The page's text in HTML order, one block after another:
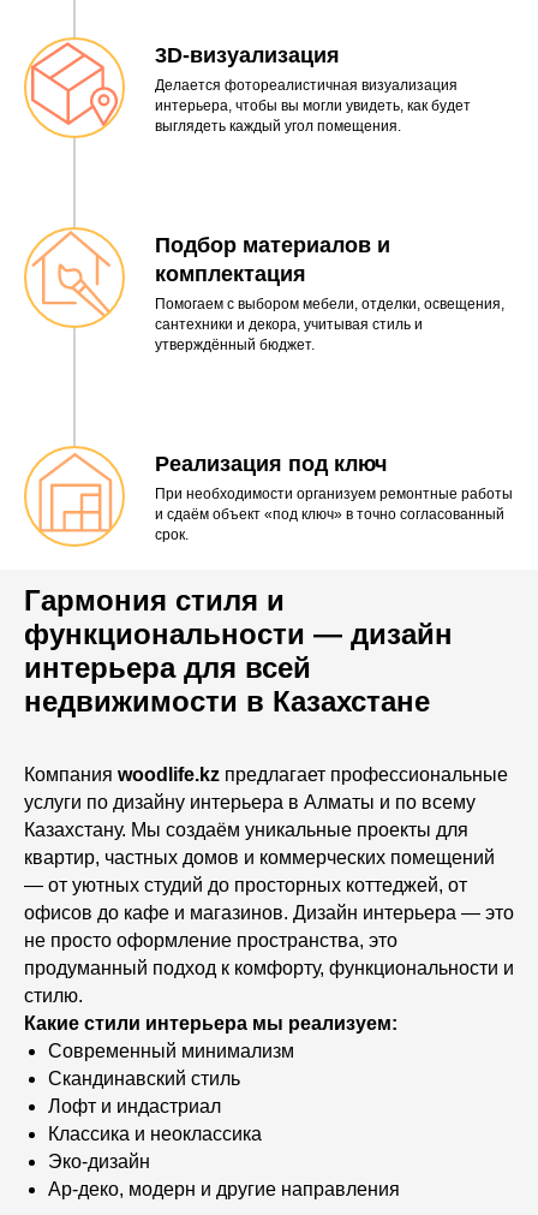
3D-визуализация
Делается фотореалистичная визуализация
интерьера, чтобы вы могли увидеть, как будет
выглядеть каждый угол помещения.
Подбор материалов и
комплектация
Помогаем с выбором мебели, отделки, освещения,
сантехники и декора, учитывая стиль и
утверждённый бюджет.
Реализация под ключ
При необходимости организуем ремонтные работы
и сдаём объект «под ключ» в точно согласованный
срок.
Гармония стиля и
функциональности — дизайн
интерьера для всей
недвижимости в Казахстане
Компания woodlife.kz предлагает профессиональные
услуги по дизайну интерьера в Алматы и по всему
Казахстану. Мы создаём уникальные проекты для
квартир, частных домов и коммерческих помещений
— от уютных студий до просторных коттеджей, от
офисов до кафе и магазинов. Дизайн интерьера — это
не просто оформление пространства, это
продуманный подход к комфорту, функциональности и
стилю.
Какие стили интерьера мы реализуем:
Современный минимализм
Скандинавский стиль
Лофт и индастриал
Классика и неоклассика
Эко-дизайн
Ар-деко, модерн и другие направления